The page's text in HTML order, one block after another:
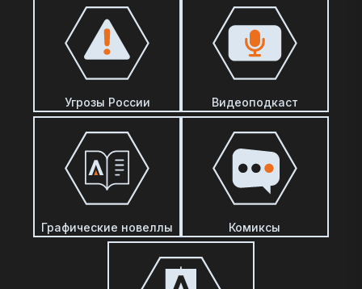
Угрозы России Видеоподкаст
Графические новеллы Комиксы